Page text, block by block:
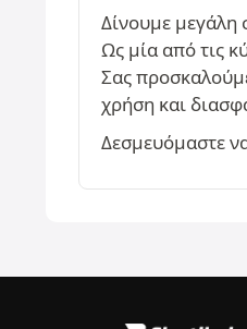
Δίνουμε μεγάλη
Ως μία από τις
Σας
χρήση και
Δεσμευόμαστε